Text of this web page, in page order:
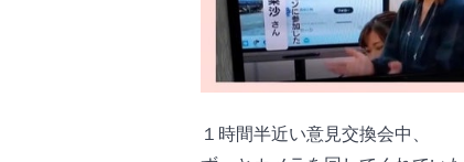
１時間半近い意見交換会中、